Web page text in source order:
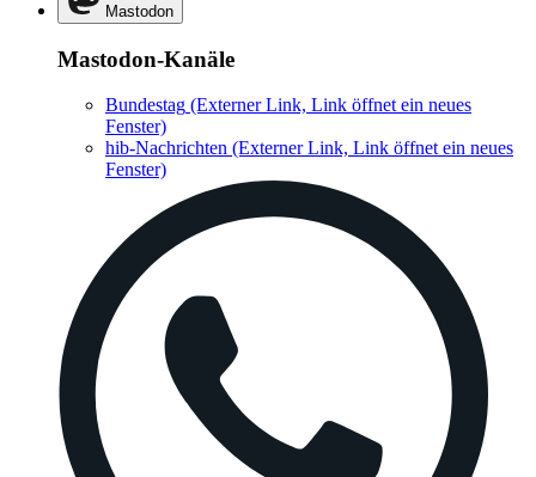
Mastodon
Mastodon-Kanäle
Bundestag (Externer Link, Link öffnet ein neues
Fenster)
hib-Nachrichten (Externer Link, Link öffnet ein neues
Fenster)